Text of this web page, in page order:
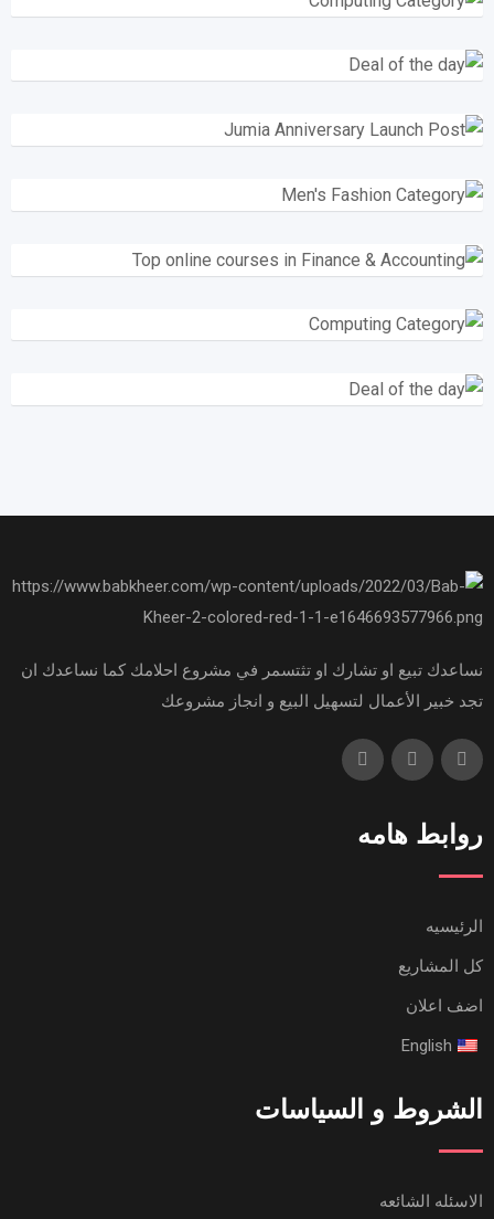
نساعدك تبيع او تشارك او تثتسمر في مشروع احلامك كما نساعدك ان
تجد خبير الأعمال لتسهيل البيع و انجاز مشروعك
روابط هامه
الرئيسيه
كل المشاريع
اضف اعلان
English
الشروط و السياسات
الاسئله الشائعه